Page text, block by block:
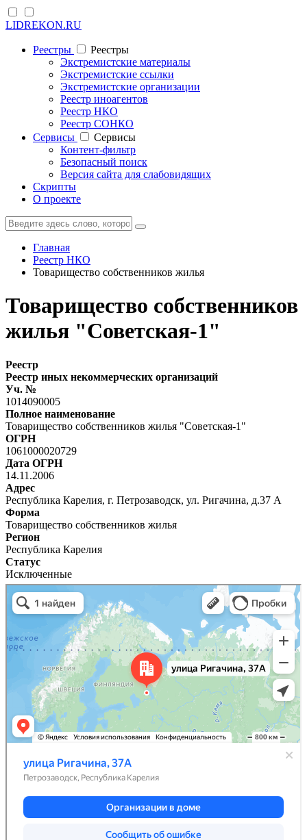
LIDREKON.RU
Реестры
Реестры
Экстремистские материалы
Экстремистские ссылки
Экстремистские организации
Реестр иноагентов
Реестр НКО
Реестр СОНКО
Cервисы
Cервисы
Контент-фильтр
Безопасный поиск
Версия сайта для слабовидящих
Скрипты
О проекте
Главная
Реестр НКО
Товарищество собственников жилья
Товарищество собственников
жилья "Советская-1"
Реестр
Реестр иных некоммерческих организаций
Уч. №
1014090005
Полное наименование
Товарищество собственников жилья "Советская-1"
ОГРН
1061000020729
Дата ОГРН
14.11.2006
Адрес
Республика Карелия, г. Петрозаводск, ул. Ригачина, д.37 А
Форма
Товарищество собственников жилья
Регион
Республика Карелия
Статус
Исключенные